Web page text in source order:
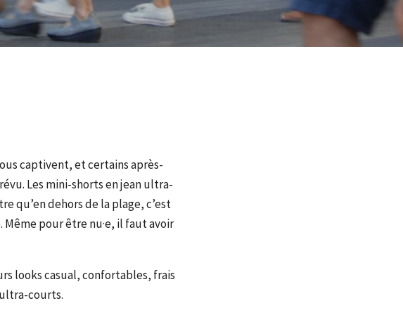
captivent, et certains après-
Les mini-shorts en jean ultra-
qu’en dehors de la plage, c’est
pour être nu·e, il faut avoir
looks casual, confortables, frais
courts.